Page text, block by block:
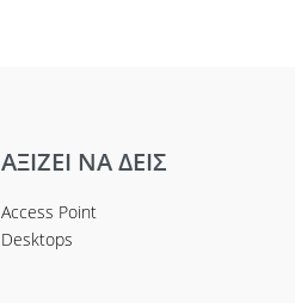
ΑΞΙΖΕΙ ΝΑ ΔΕΙΣ
Access Point
Desktops